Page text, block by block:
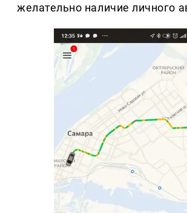
желательно наличие личного